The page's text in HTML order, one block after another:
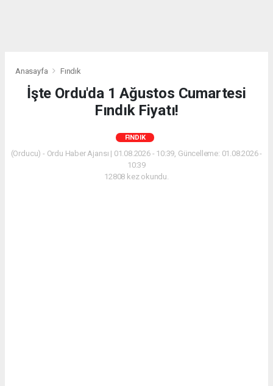
Anasayfa Fındık
İşte Ordu'da 1 Ağustos Cumartesi
Fındık Fiyatı!
FINDIK
(Orducu) - Ordu Haber Ajansı | 01.08.2026 - 10:39, Güncelleme: 01.08.2026 -
10:39
12808 kez okundu.